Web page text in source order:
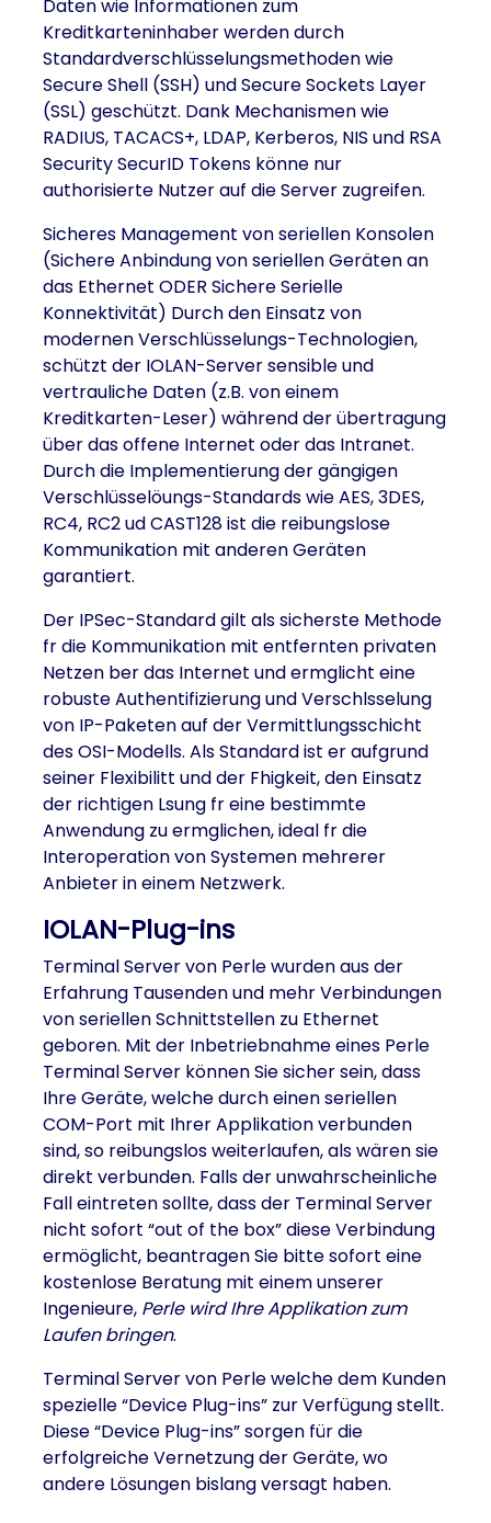
Daten wie Informationen zum
Kreditkarteninhaber werden durch
Standardverschlüsselungsmethoden wie
Secure Shell (SSH) und Secure Sockets Layer
(SSL) geschützt. Dank Mechanismen wie
RADIUS, TACACS+, LDAP, Kerberos, NIS und RSA
Security SecurID Tokens könne nur
authorisierte Nutzer auf die Server zugreifen.
Sicheres Management von seriellen Konsolen
(Sichere Anbindung von seriellen Geräten an
das Ethernet ODER Sichere Serielle
Konnektivität) Durch den Einsatz von
modernen Verschlüsselungs-Technologien,
schützt der IOLAN-Server sensible und
vertrauliche Daten (z.B. von einem
Kreditkarten-Leser) während der übertragung
über das offene Internet oder das Intranet.
Durch die Implementierung der gängigen
Verschlüsselöungs-Standards wie AES, 3DES,
RC4, RC2 ud CAST128 ist die reibungslose
Kommunikation mit anderen Geräten
garantiert.
Der IPSec-Standard gilt als sicherste Methode
fr die Kommunikation mit entfernten privaten
Netzen ber das Internet und ermglicht eine
robuste Authentifizierung und Verschlsselung
von IP-Paketen auf der Vermittlungsschicht
des OSI-Modells. Als Standard ist er aufgrund
seiner Flexibilitt und der Fhigkeit, den Einsatz
der richtigen Lsung fr eine bestimmte
Anwendung zu ermglichen, ideal fr die
Interoperation von Systemen mehrerer
Anbieter in einem Netzwerk.
IOLAN-Plug-ins
Terminal Server von Perle wurden aus der
Erfahrung Tausenden und mehr Verbindungen
von seriellen Schnittstellen zu Ethernet
geboren. Mit der Inbetriebnahme eines Perle
Terminal Server können Sie sicher sein, dass
Ihre Geräte, welche durch einen seriellen
COM-Port mit Ihrer Applikation verbunden
sind, so reibungslos weiterlaufen, als wären sie
direkt verbunden. Falls der unwahrscheinliche
Fall eintreten sollte, dass der Terminal Server
nicht sofort “out of the box” diese Verbindung
ermöglicht, beantragen Sie bitte sofort eine
kostenlose Beratung mit einem unserer
Ingenieure, Perle wird Ihre Applikation zum
Laufen bringen.
Terminal Server von Perle welche dem Kunden
spezielle “Device Plug-ins” zur Verfügung stellt.
Diese “Device Plug-ins” sorgen für die
erfolgreiche Vernetzung der Geräte, wo
andere Lösungen bislang versagt haben.